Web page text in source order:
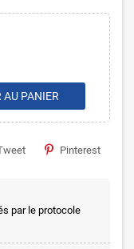
AU PANIER
Pinterest
par le protocole